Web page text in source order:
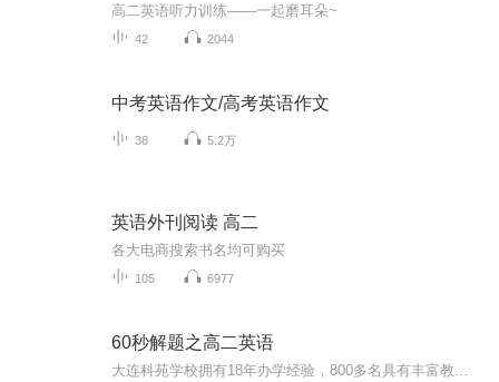
高二英语听力训练——一起磨耳朵~
42 2044
中考英语作文/高考英语作文
38 5.2万
英语外刊阅读 高二
各大电商搜索书名均可购买
105 6977
60秒解题之高二英语